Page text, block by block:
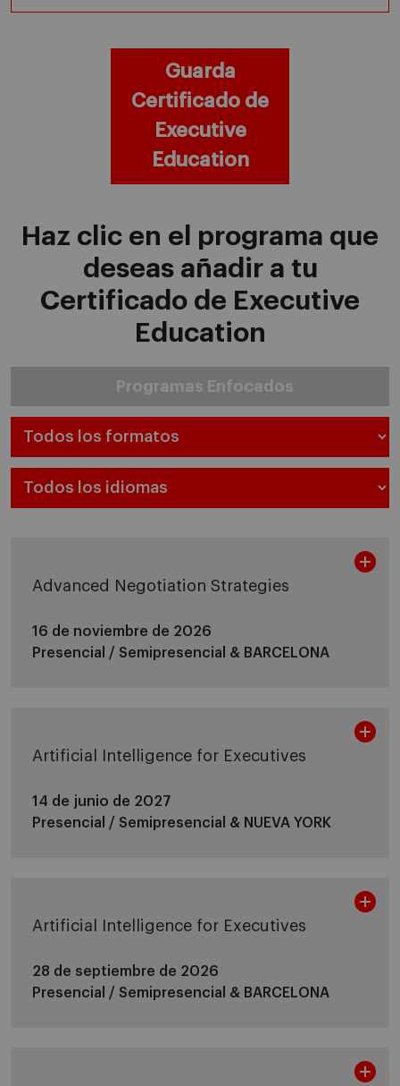
Guarda
Certificado de
Executive
Education
Haz clic en el programa que
deseas añadir a tu
Certificado de Executive
Education
Programas Enfocados
Advanced Negotiation Strategies
16 de noviembre de 2026
Presencial / Semipresencial & BARCELONA
Artificial Intelligence for Executives
14 de junio de 2027
Presencial / Semipresencial & NUEVA YORK
Artificial Intelligence for Executives
28 de septiembre de 2026
Presencial / Semipresencial & BARCELONA